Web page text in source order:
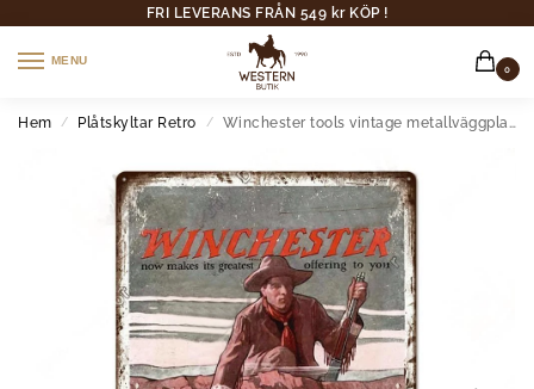
FRI LEVERANS FRÅN 549 kr KÖP !
MENU
0
Hem / Plåtskyltar Retro / Winchester tools vintage metallväggplatta